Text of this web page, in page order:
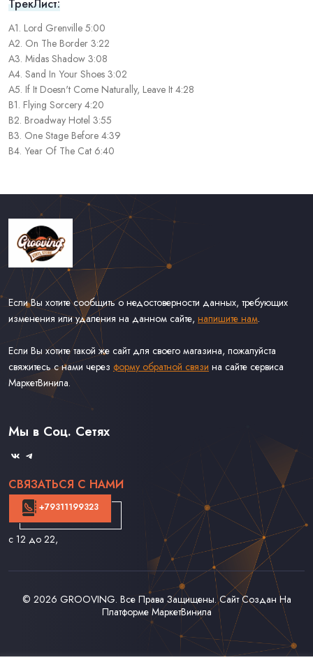
ТрекЛист:
A1. Lord Grenville 5:00
A2. On The Border 3:22
A3. Midas Shadow 3:08
A4. Sand In Your Shoes 3:02
A5. If It Doesn't Come Naturally, Leave It 4:28
B1. Flying Sorcery 4:20
B2. Broadway Hotel 3:55
B3. One Stage Before 4:39
B4. Year Of The Cat 6:40
Если Вы хотите сообщить о недостоверности данных, требующих
изменения или удаления на данном сайте, напишите нам.
Если Вы хотите такой же сайт для своего магазина, пожалуйста
свяжитесь с нами через форму обратной связи на сайте сервиса
МаркетВинила.
Связаться С Нами
Оферта
Мы в Соц. Сетях
СВЯЗАТЬСЯ С НАМИ
+79311199323
с 12 до 22,
© 2026 GROOVING. Все Права Защищены. Сайт Создан На
Платформе МаркетВинила